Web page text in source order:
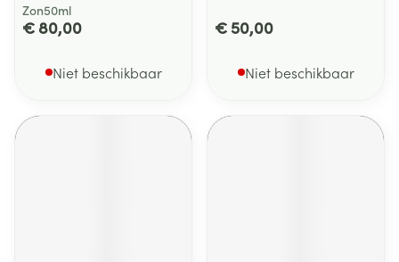
Zon50ml
€ 80,00
Niet beschikbaar
€ 50,00
Niet beschikbaar